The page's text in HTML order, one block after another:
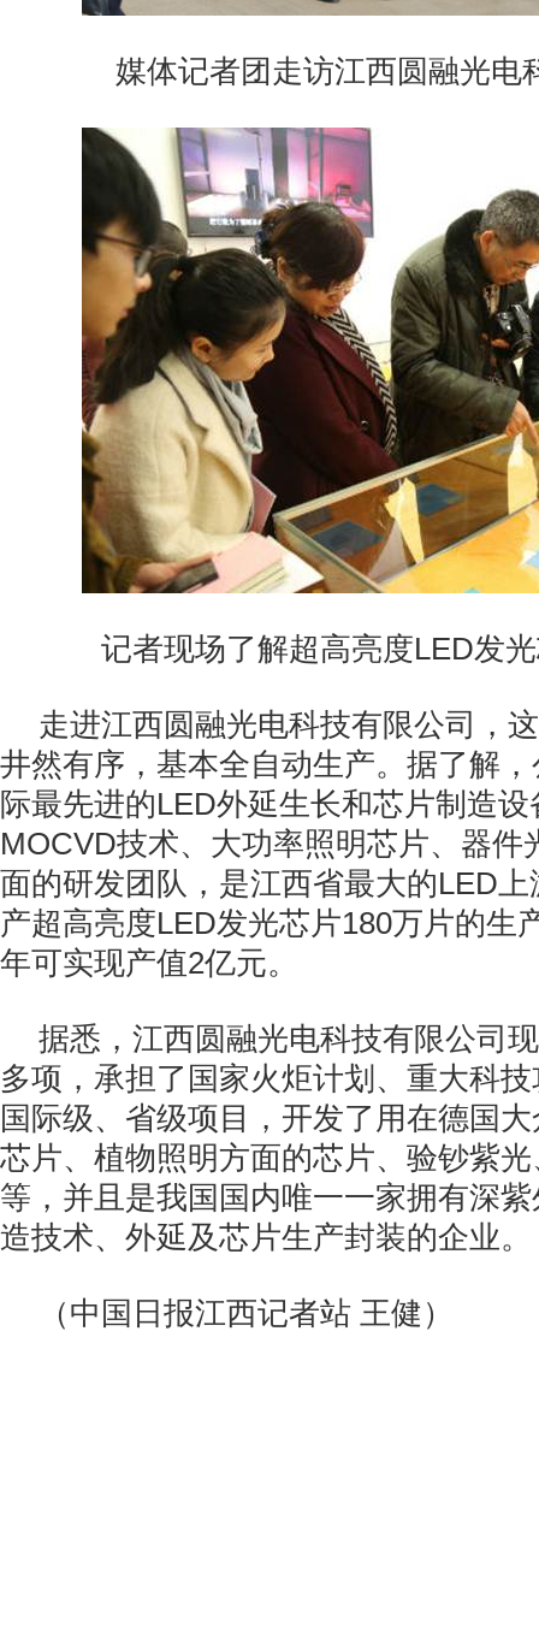
媒体记者团走访江西圆融光电
记者现场了解超高亮度LED发
走进江西圆融光电科技有限公司，
井然有序，基本全自动生产。据了解
际最先进的LED外延生长和芯片制造
MOCVD技术、大功率照明芯片、器件
面的研发团队，是江西省最大的LED上
产超高亮度LED发光芯片180万片的生
年可实现产值2亿元。
据悉，江西圆融光电科技有限公司
多项，承担了国家火炬计划、重大科
国际级、省级项目，开发了用在德国
芯片、植物照明方面的芯片、验钞紫
等，并且是我国国内唯一一家拥有深紫
造技术、外延及芯片生产封装的企业。
（中国日报江西记者站 王健）